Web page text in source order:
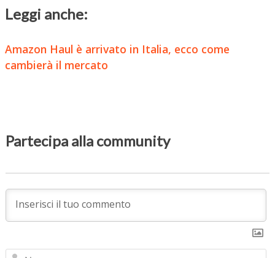
Leggi anche:
Amazon Haul è arrivato in Italia, ecco come
cambierà il mercato
Partecipa alla community